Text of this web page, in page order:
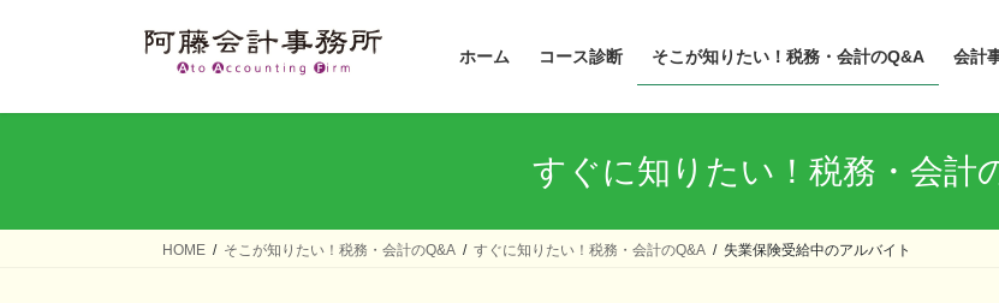
ホーム コース診断 そこが知りたい！税務・会計のQ&A 会計
すぐに知りたい！税務・会計
HOME そこが知りたい！税務・会計のQ&A すぐに知りたい！税務・会計のQ&A 失業保険受給中のアルバイト